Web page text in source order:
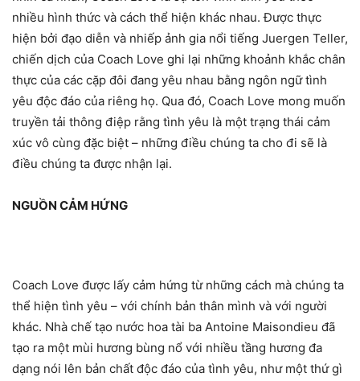
nhiều hình thức và cách thể hiện khác nhau. Được thực
hiện bởi đạo diễn và nhiếp ảnh gia nổi tiếng Juergen Teller,
chiến dịch của Coach Love ghi lại những khoảnh khắc chân
thực của các cặp đôi đang yêu nhau bằng ngôn ngữ tình
yêu độc đáo của riêng họ. Qua đó, Coach Love mong muốn
truyền tải thông điệp rằng tình yêu là một trạng thái cảm
xúc vô cùng đặc biệt – những điều chúng ta cho đi sẽ là
điều chúng ta được nhận lại.
NGUỒN CẢM HỨNG
Coach Love được lấy cảm hứng từ những cách mà chúng ta
thể hiện tình yêu – với chính bản thân mình và với người
khác. Nhà chế tạo nước hoa tài ba Antoine Maisondieu đã
tạo ra một mùi hương bùng nổ với nhiều tầng hương đa
dạng nói lên bản chất độc đáo của tình yêu, như một thứ gì